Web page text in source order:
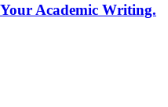
Academic Writing.